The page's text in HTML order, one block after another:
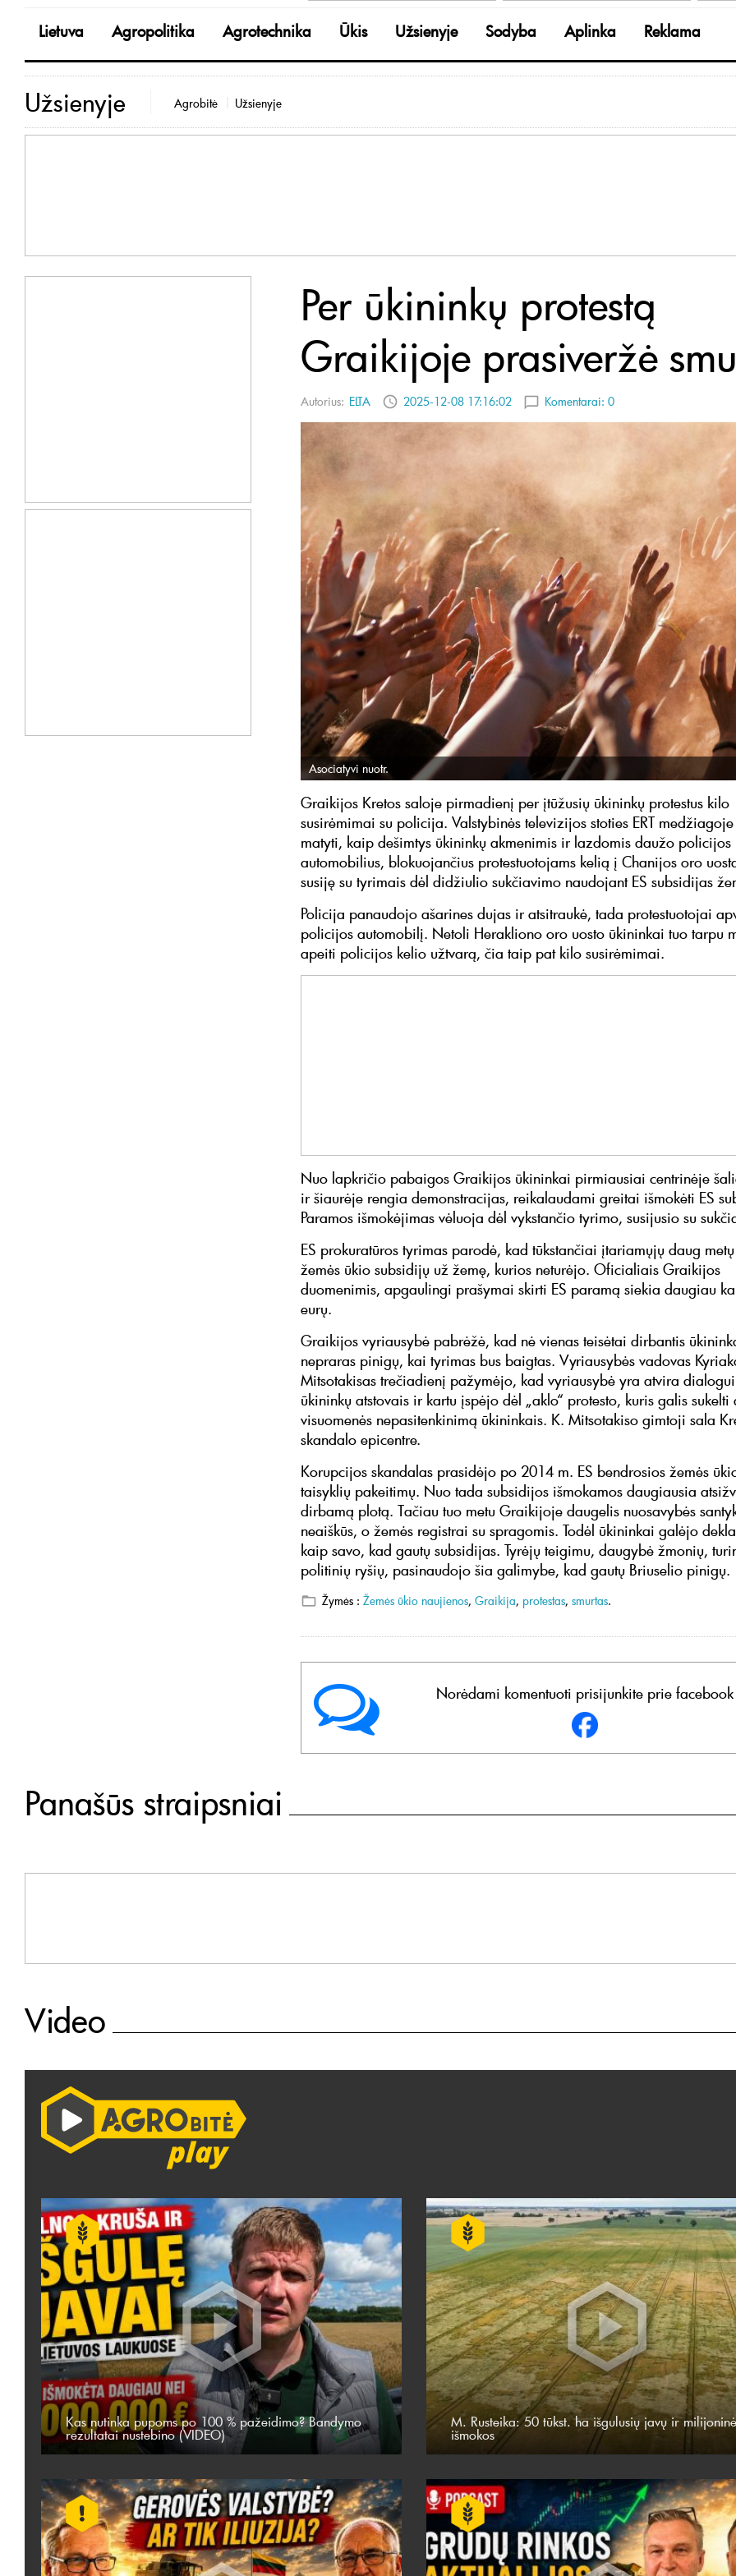
Lietuva Agropolitika Agrotechnika Ūkis Užsienyje Sodyba Aplinka Reklama
Užsienyje Agrobitė Užsienyje
Per ūkininkų protestą
Graikijoje prasiveržė
Autorius: ELTA 2025-12-08 17:16:02 Komentarai: 0
Asociatyvi nuotr.
Graikijos Kretos saloje pirmadienį per įtūžusių ūkininkų protestus kilo
susirėmimai su policija. Valstybinės televizijos stoties ERT
matyti, kaip dešimtys ūkininkų akmenimis ir lazdomis daužo policijos
automobilius, blokuojančius protestuotojams kelią į Chanijos oro
susiję su tyrimais dėl didžiulio sukčiavimo naudojant ES subsidijas
Policija panaudojo ašarines dujas ir atsitraukė, tada protestuotojai
policijos automobilį. Netoli Herakliono oro uosto ūkininkai tuo tarpu
apeiti policijos kelio užtvarą, čia taip pat kilo susirėmimai.
Nuo lapkričio pabaigos Graikijos ūkininkai pirmiausiai centrinėje
ir šiaurėje rengia demonstracijas, reikalaudami greitai išmokėti ES
Paramos išmokėjimas vėluoja dėl vykstančio tyrimo, susijusio su
ES prokuratūros tyrimas parodė, kad tūkstančiai įtariamųjų daug
žemės ūkio subsidijų už žemę, kurios neturėjo. Oficialiais Graikijos
duomenimis, apgaulingi prašymai skirti ES paramą siekia daugiau
eurų.
Graikijos vyriausybė pabrėžė, kad nė vienas teisėtai dirbantis
nepraras pinigų, kai tyrimas bus baigtas. Vyriausybės vadovas
Mitsotakisas trečiadienį pažymėjo, kad vyriausybė yra atvira
ūkininkų atstovais ir kartu įspėjo dėl „aklo“ protesto, kuris galis sukelti
visuomenės nepasitenkinimą ūkininkais. K. Mitsotakiso gimtoji sala
skandalo epicentre.
Korupcijos skandalas prasidėjo po 2014 m. ES bendrosios žemės
taisyklių pakeitimų. Nuo tada subsidijos išmokamos daugiausia
dirbamą plotą. Tačiau tuo metu Graikijoje daugelis nuosavybės
neaiškūs, o žemės registrai su spragomis. Todėl ūkininkai galėjo
kaip savo, kad gautų subsidijas. Tyrėjų teigimu, daugybė žmonių,
politinių ryšių, pasinaudojo šia galimybe, kad gautų Briuselio pinigų.
Žymės : Žemės ūkio naujienos, Graikija, protestas, smurtas.
Norėdami komentuoti prisijunkite prie facebook
Panašūs straipsniai
Video
Kas nutinka pupoms po 100 % pažeidimo? Bandymo
rezultatai nustebino (VIDEO)
M. Rusteika: 50 tūkst. ha išgulusių javų ir
išmokos